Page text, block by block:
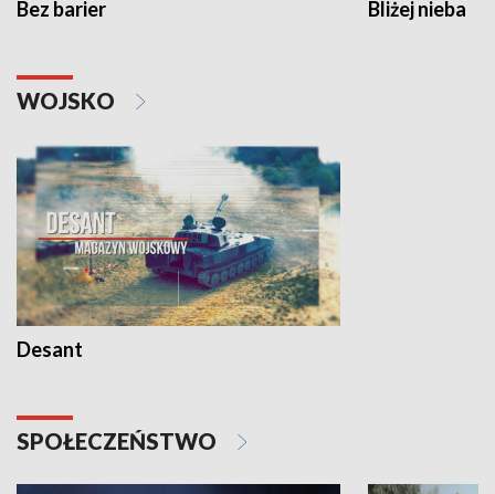
Bez barier Bliżej nieba
WOJSKO
Desant
SPOŁECZEŃSTWO